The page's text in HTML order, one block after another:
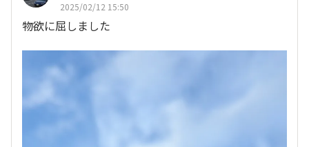
2025/02/12 15:50
物欲に屈しました